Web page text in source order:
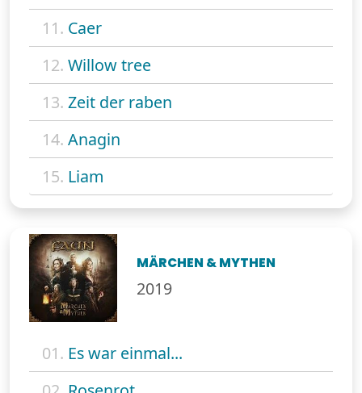
11. Caer
12. Willow tree
13. Zeit der raben
14. Anagin
15. Liam
MÄRCHEN & MYTHEN
2019
01. Es war einmal...